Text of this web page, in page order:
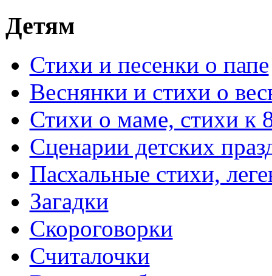
Детям
Стихи и песенки о папе
Веснянки и стихи о
Стихи о маме, стихи к
Сценарии детских
Пасхальные стихи,
Загадки
Скороговорки
Считалочки